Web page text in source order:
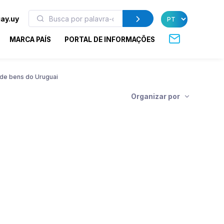
MARCA PAÍS PORTAL DE INFORMAÇÕES
bens do Uruguai
Organizar por